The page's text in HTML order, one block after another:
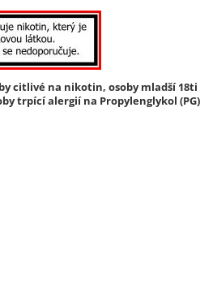
citlivé na nikotin, osoby mladší
trpící alergií na Propylenglykol